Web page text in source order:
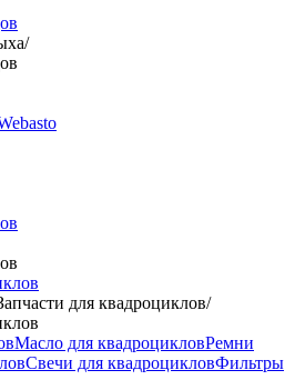
/
для квадроциклов/
Масло для квадроцикловРемни
Свечи для квадроцикловФильтры